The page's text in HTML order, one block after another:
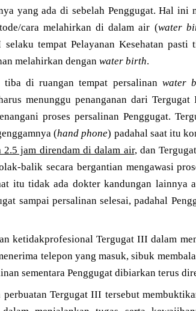
yang ada di sebelah Penggugat. Hal
cara melahirkan di dalam air (water
tempat Pelayanan Kesehatan
melahirkan dengan water birth.
di ruangan tempat persalinan water
menunggu penanganan dari
proses persalinan Penggugat.
(hand phone) padahal saat itu
2.5 jam direndam di dalam air, dan
balik secara bergantian mengawasi
itu tidak ada dokter kandungan lainnya
sampai persalinan selesai, padahal
ketidakprofesional Tergugat III dalam
telepon yang masuk, sibuk
sementara Penggugat dibiarkan terus
perbuatan Tergugat III tersebut